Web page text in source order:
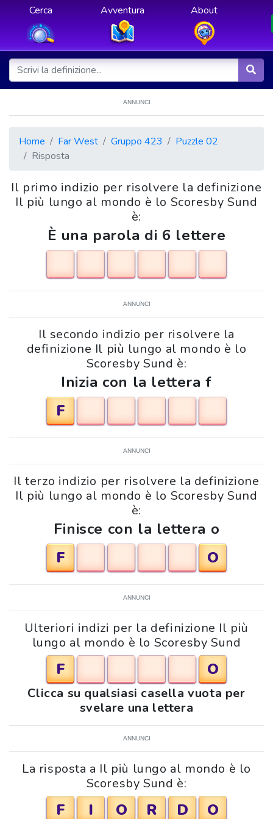
Cerca Avventura About
ANNUNCI
Home Far West Gruppo 423
Puzzle 02
Risposta
Il primo indizio per risolvere la definizione
Il più lungo al mondo è lo Scoresby Sund
è:
È una parola di 6 lettere
ANNUNCI
Il secondo indizio per risolvere la
definizione Il più lungo al mondo è lo
Scoresby Sund è:
Inizia con la lettera f
F
ANNUNCI
Il terzo indizio per risolvere la definizione
Il più lungo al mondo è lo Scoresby Sund
è:
Finisce con la lettera o
F
O
ANNUNCI
Ulteriori indizi per la definizione Il più
lungo al mondo è lo Scoresby Sund
F O
Clicca su qualsiasi casella vuota per
svelare una lettera
ANNUNCI
La risposta a Il più lungo al mondo è lo
Scoresby Sund è:
F I O R D O